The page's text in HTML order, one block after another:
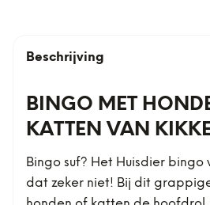
Beschrijving
BINGO MET
KATTEN VAN
Bingo suf? Het Huisdier bingo
dat zeker niet! Bij dit